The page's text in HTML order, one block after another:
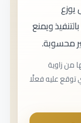
يوزع
ويمنع
محسوبة.
من زاوية
توقع عليه فعلًا